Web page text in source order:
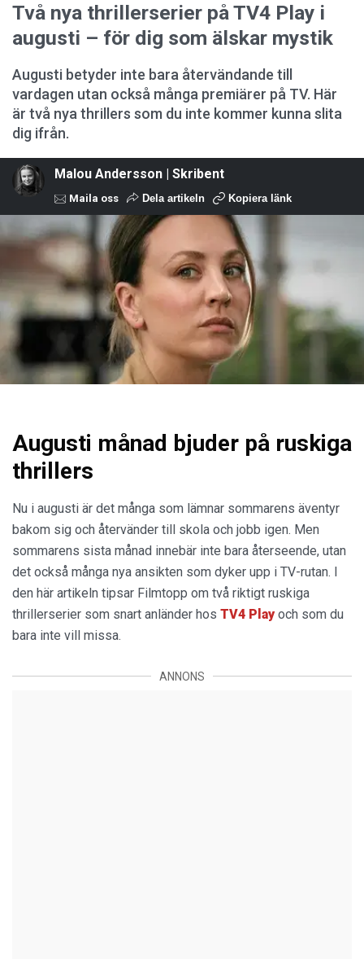
Två nya thrillerserier på TV4 Play i
augusti – för dig som älskar mystik
Augusti betyder inte bara återvändande till
vardagen utan också många premiärer på TV. Här
är två nya thrillers som du inte kommer kunna slita
dig ifrån.
Malou Andersson | Skribent
Maila oss Dela artikeln Kopiera länk
Augusti månad bjuder på ruskiga
thrillers
Nu i augusti är det många som lämnar sommarens äventyr
bakom sig och återvänder till skola och jobb igen. Men
sommarens sista månad innebär inte bara återseende, utan
det också många nya ansikten som dyker upp i TV-rutan. I
den här artikeln tipsar Filmtopp om två riktigt ruskiga
thrillerserier som snart anländer hos TV4 Playoch som du
bara inte vill missa.
ANNONS